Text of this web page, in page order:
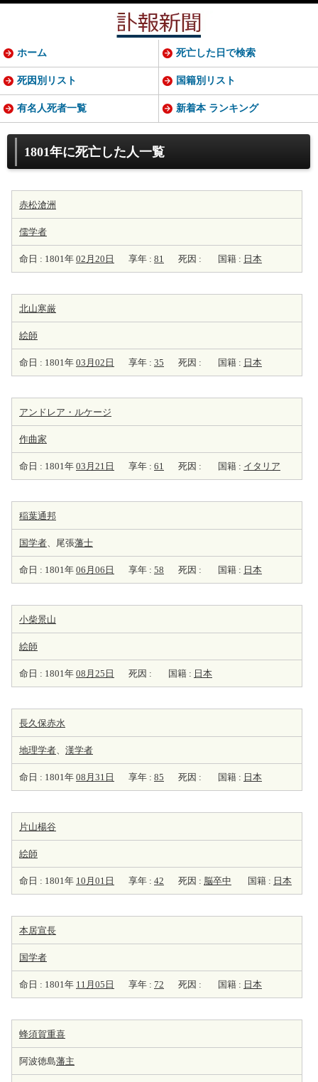
1801年に死亡した人一覧
赤松滄洲
儒学者
命日 : 1801年 02月20日 享年 : 81 死因 : 国籍 : 日本
北山寒厳
絵師
命日 : 1801年 03月02日 享年 : 35 死因 : 国籍 : 日本
アンドレア・ルケージ
作曲家
命日 : 1801年 03月21日 享年 : 61 死因 : 国籍 : イタリア
稲葉通邦
国学者、尾張藩士
命日 : 1801年 06月06日 享年 : 58 死因 : 国籍 : 日本
小柴景山
絵師
命日 : 1801年 08月25日 死因 : 国籍 : 日本
長久保赤水
地理学者、 漢学者
命日 : 1801年 08月31日 享年 : 85 死因 : 国籍 : 日本
片山楊谷
絵師
命日 : 1801年 10月01日 享年 : 42 死因 : 脳卒中 国籍 : 日本
本居宣長
国学者
命日 : 1801年 11月05日 享年 : 72 死因 : 国籍 : 日本
蜂須賀重喜
阿波徳島藩主
ホーム 死亡した日で検索
死因別リスト 国籍別リスト
有名人死者一覧 新着本 ランキング